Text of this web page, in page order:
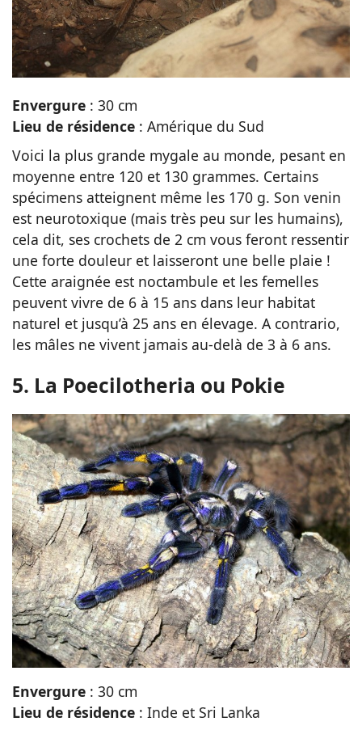
Envergure : 30 cm
Lieu de résidence : Amérique du Sud
Voici la plus grande mygale au monde, pesant en
moyenne entre 120 et 130 grammes. Certains
spécimens atteignent même les 170 g. Son venin
est neurotoxique (mais très peu sur les humains),
cela dit, ses crochets de 2 cm vous feront ressentir
une forte douleur et laisseront une belle plaie !
Cette araignée est noctambule et les femelles
peuvent vivre de 6 à 15 ans dans leur habitat
naturel et jusqu’à 25 ans en élevage. A contrario,
les mâles ne vivent jamais au-delà de 3 à 6 ans.
5. La Poecilotheria ou Pokie
Envergure : 30 cm
Lieu de résidence : Inde et Sri Lanka